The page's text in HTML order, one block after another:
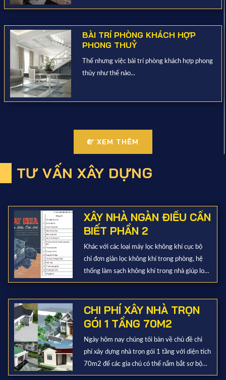
BÀI TRÍ PHÒNG KHÁCH HỢP
PHONG THUỶ
Thế nhưng việc bài trí phòng khách hợp phong
thủy như thế nào...
XEM THÊM
TƯ VẤN XÂY DỰNG
XÂY NHÀ NGÀN ĐIỀU CẦN
BIẾT PHẦN 2
Khác với các loại máy lọc không khí cục bộ
chỉ đơn giản lọc không khí trong phòng, hệ
thống làm sạch không khí trong nhà giúp loại
bỏ bụi
CHI PHÍ XÂY NHÀ TRỌN
GÓI 1 TẦNG 70M2
Ngày hôm nay chúng tôi bàn về chủ đề chi
phí xây dựng nhà trọn gói 1 tầng với diện tích
70m2 để các gia chủ có thể nắm bắt sơ bộ
được chi phí xây dựng